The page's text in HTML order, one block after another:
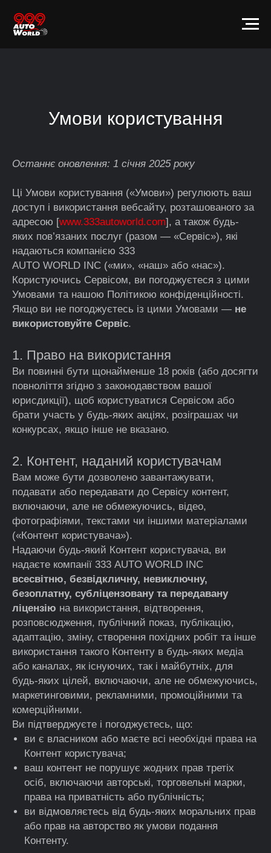
Умови користування
Останнє оновлення: 1 січня 2025 року
Ці Умови користування («Умови») регулюють ваш
доступ і використання вебсайту, розташованого за
адресою [www.333autoworld.com], а також будь-
яких пов’язаних послуг (разом — «Сервіс»), які
надаються компанією 333
AUTO WORLD INC («ми», «наш» або «нас»).
Користуючись Сервісом, ви погоджуєтеся з цими
Умовами та нашою Політикою конфіденційності.
Якщо ви не погоджуєтесь із цими Умовами — не
використовуйте Сервіс.
1. Право на використання
Ви повинні бути щонайменше 18 років (або досягти
повноліття згідно з законодавством вашої
юрисдикції), щоб користуватися Сервісом або
брати участь у будь-яких акціях, розіграшах чи
конкурсах, якщо інше не вказано.
2. Контент, наданий користувачам
Вам може бути дозволено завантажувати,
подавати або передавати до Сервісу контент,
включаючи, але не обмежуючись, відео,
фотографіями, текстами чи іншими матеріалами
(«Контент користувача»).
Надаючи будь-який Контент користувача, ви
надаєте компанії 333 AUTO WORLD INC
всесвітню, безвідкличну, невиключну,
безоплатну, субліцензовану та передавану
ліцензію на використання, відтворення,
розповсюдження, публічний показ, публікацію,
адаптацію, зміну, створення похідних робіт та інше
використання такого Контенту в будь-яких медіа
або каналах, як існуючих, так і майбутніх, для
будь-яких цілей, включаючи, але не обмежуючись,
маркетинговими, рекламними, промоційними та
комерційними.
Ви підтверджуєте і погоджуєтесь, що:
ви є власником або маєте всі необхідні права на
Контент користувача;
ваш контент не порушує жодних прав третіх
осіб, включаючи авторські, торговельні марки,
права на приватність або публічність;
ви відмовляєтесь від будь-яких моральних прав
або прав на авторство як умови подання
Контенту.